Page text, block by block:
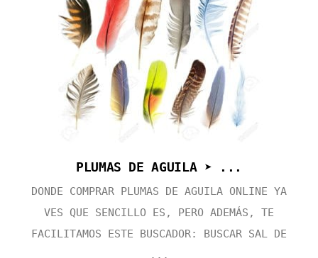
PLUMAS DE AGUILA ➤ ...
DONDE COMPRAR PLUMAS DE AGUILA ONLINE YA
VES QUE SENCILLO ES, PERO ADEMÁS, TE
FACILITAMOS ESTE BUSCADOR: BUSCAR SAL DE
...